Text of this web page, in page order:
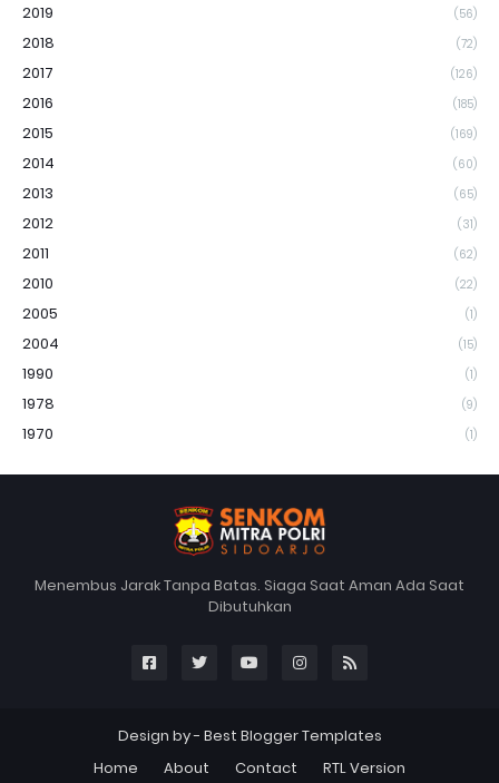
2019 (56)
2018 (72)
2017 (126)
2016 (185)
2015 (169)
2014 (60)
2013 (65)
2012 (31)
2011 (62)
2010 (22)
2005 (1)
2004 (15)
1990 (1)
1978 (9)
1970 (1)
Menembus Jarak Tanpa Batas. Siaga Saat Aman Ada Saat
Dibutuhkan
Design by - Best Blogger Templates
Home
About Contact RTL Version